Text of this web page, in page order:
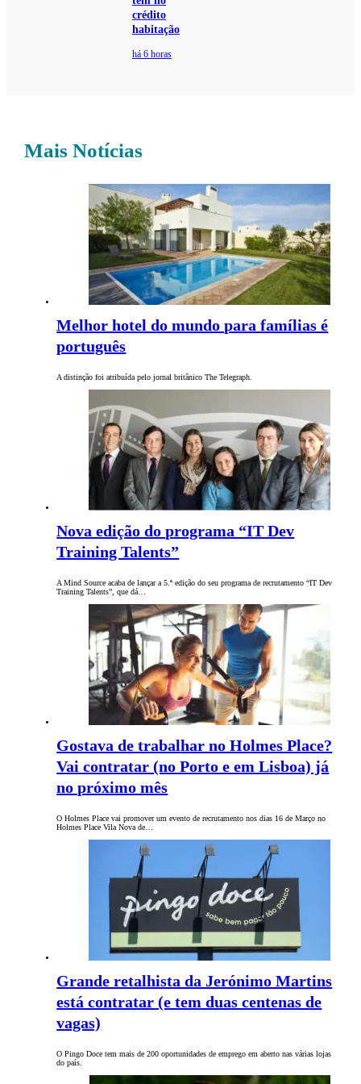
crédito
habitação
há 6 horas
Mais Notícias
Melhor hotel do mundo para famílias é
português
A distinção foi atribuída pelo jornal britânico The Telegraph.
Nova edição do programa “IT Dev
Training Talents”
A Mind Source acaba de lançar a 5.ª edição do seu programa de recrutamento “IT Dev
Training Talents”, que dá…
Gostava de trabalhar no Holmes Place?
Vai contratar (no Porto e em Lisboa) já
no próximo mês
O Holmes Place vai promover um evento de recrutamento nos dias 16 de Março no
Holmes Place Vila Nova de…
Grande retalhista da Jerónimo Martins
está contratar (e tem duas centenas de
vagas)
O Pingo Doce tem mais de 200 oportunidades de emprego em aberto nas várias lojas
do país.